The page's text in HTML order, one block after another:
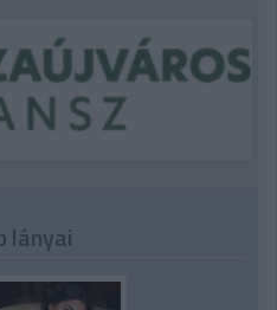
lányai